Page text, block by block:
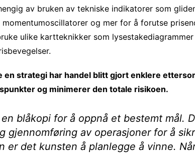
av bruken av tekniske indikatorer som
og mer for å forutse
ulike kartteknikker som
en strategi har handel blitt gjort enklere
og minimerer den totale risikoen.
blåkopi for å oppnå et bestemt mål.
gjennomføring av operasjoner for å
er det kunsten å planlegge å vinne.